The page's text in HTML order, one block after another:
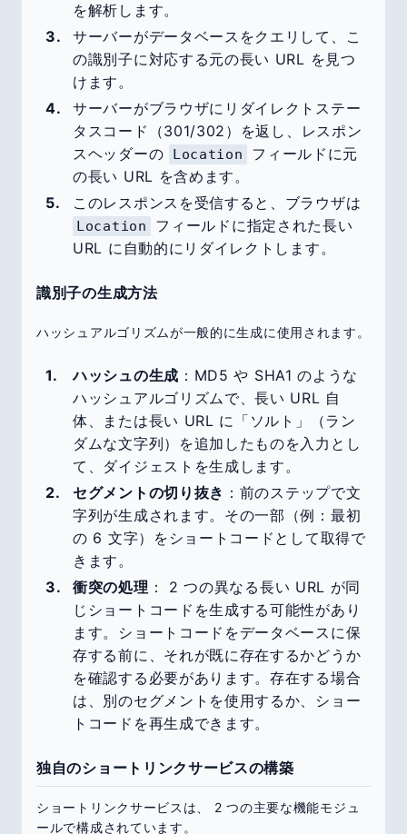
を解析します。
サーバーがデータベースをクエリして、こ
の識別子に対応する元の長い URL を見つ
けます。
サーバーがブラウザにリダイレクトステー
タスコード（301/302）を返し、レスポン
スヘッダーの
Location
フィールドに元
の長い URL を含めます。
このレスポンスを受信すると、ブラウザは
Location
フィールドに指定された長い
URL に自動的にリダイレクトします。
識別子の生成方法
ハッシュアルゴリズムが一般的に生成に使用されます。
ハッシュの生成 ：MD5 や SHA1 のような
ハッシュアルゴリズムで、長い URL 自
体、または長い URL に「ソルト」（ラン
ダムな文字列）を追加したものを入力とし
て、ダイジェストを生成します。
セグメントの切り抜き ：前のステップで文
字列が生成されます。その一部（例：最初
の 6 文字）をショートコードとして取得で
きます。
衝突の処理 ： 2 つの異なる長い URL が同
じショートコードを生成する可能性があり
ます。ショートコードをデータベースに保
存する前に、それが既に存在するかどうか
を確認する必要があります。存在する場合
は、別のセグメントを使用するか、ショー
トコードを再生成できます。
独自のショートリンクサービスの構築
ショートリンクサービスは、 2 つの主要な機能モジュ
ールで構成されています。